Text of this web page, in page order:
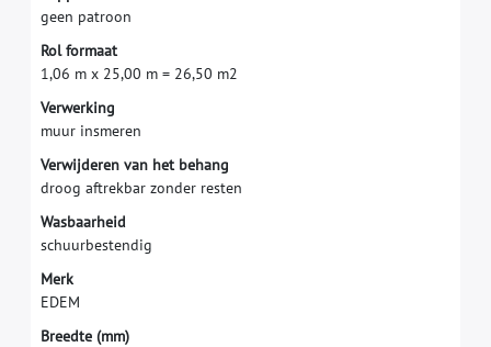
geen patroon
Rol formaat
1,06 m x 25,00 m = 26,50 m2
Verwerking
muur insmeren
Verwijderen van het behang
droog aftrekbar zonder resten
Wasbaarheid
schuurbestendig
Merk
EDEM
Breedte (mm)